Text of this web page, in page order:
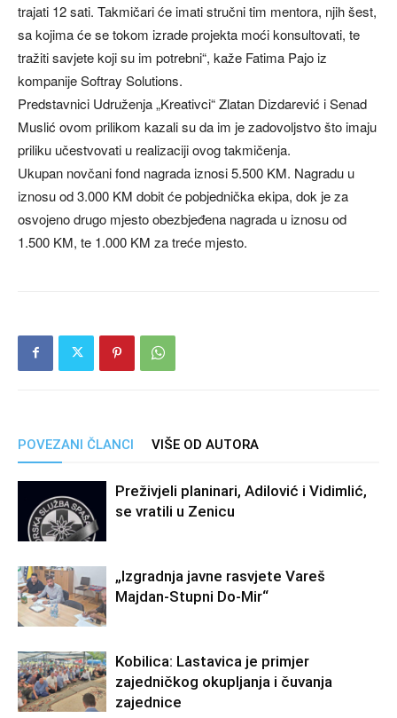
trajati 12 sati. Takmičari će imati stručni tim mentora, njih šest,
sa kojima će se tokom izrade projekta moći konsultovati, te
tražiti savjete koji su im potrebni“, kaže Fatima Pajo iz
kompanije Softray Solutions.
Predstavnici Udruženja „Kreativci“ Zlatan Dizdarević i Senad
Muslić ovom prilikom kazali su da im je zadovoljstvo što imaju
priliku učestvovati u realizaciji ovog takmičenja.
Ukupan novčani fond nagrada iznosi 5.500 KM. Nagradu u
iznosu od 3.000 KM dobit će pobjednička ekipa, dok je za
osvojeno drugo mjesto obezbjeđena nagrada u iznosu od
1.500 KM, te 1.000 KM za treće mjesto.
POVEZANI ČLANCI VIŠE OD AUTORA
Preživjeli planinari, Adilović i Vidimlić,
se vratili u Zenicu
„Izgradnja javne rasvjete Vareš
Majdan-Stupni Do-Mir“
Kobilica: Lastavica je primjer
zajedničkog okupljanja i čuvanja
zajednice